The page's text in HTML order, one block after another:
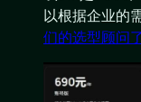
以根据企业的
们的选型顾问